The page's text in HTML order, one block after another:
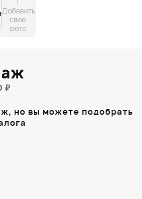
Добавить
свое
фото
₽
но вы можете подобрать